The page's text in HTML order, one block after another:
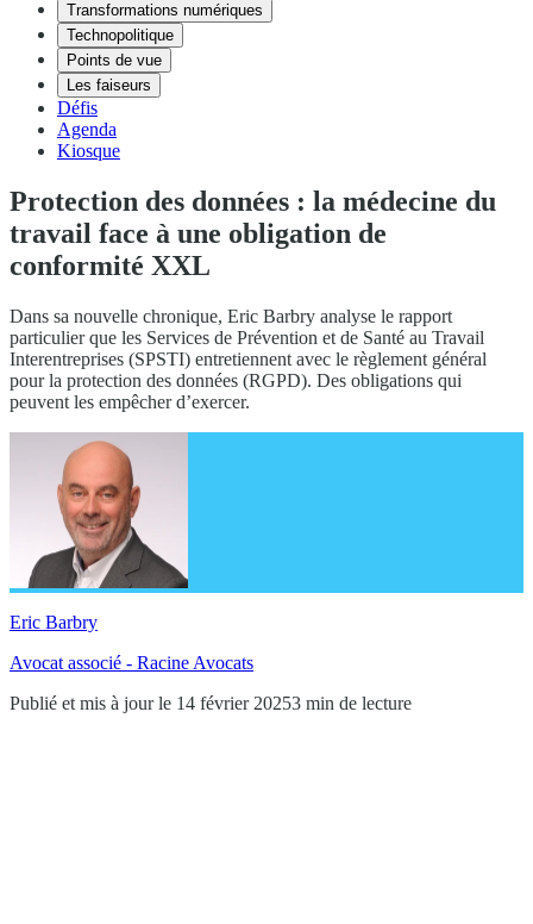
Transformations numériques
Technopolitique
Points de vue
Les faiseurs
Défis
Agenda
Kiosque
Protection des données : la médecine du
travail face à une obligation de
conformité XXL
Dans sa nouvelle chronique, Eric Barbry analyse le rapport
particulier que les Services de Prévention et de Santé au Travail
Interentreprises (SPSTI) entretiennent avec le règlement général
pour la protection des données (RGPD). Des obligations qui
peuvent les empêcher d’exercer.
Eric Barbry
Avocat associé - Racine Avocats
Publié et mis à jour le 14 février 20253 min de lecture